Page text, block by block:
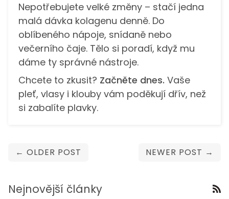
Nepotřebujete velké změny – stačí jedna
malá dávka kolagenu denně. Do
oblíbeného nápoje, snídaně nebo
večerního čaje. Tělo si poradí, když mu
dáme ty správné nástroje.
Chcete to zkusit? Začněte dnes. Vaše
pleť, vlasy i klouby vám poděkují dřív, než
si zabalíte plavky.
← OLDER POST NEWER POST →
Nejnovější články